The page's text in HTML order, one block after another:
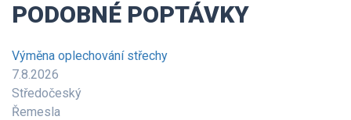
PODOBNÉ POPTÁVKY
Výměna oplechování střechy
7.8.2026
Středočeský
Řemesla